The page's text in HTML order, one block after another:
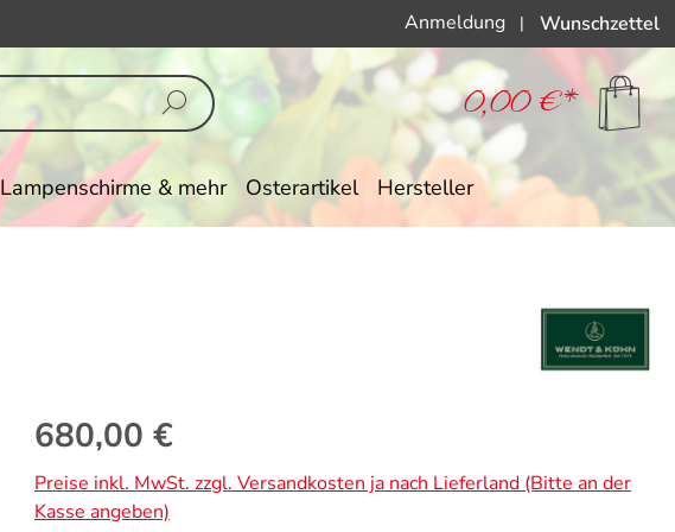
Anmeldung | Wunschzettel
0,00 €*
Lampenschirme & mehr Osterartikel Hersteller
Regulärer Preis:
680,00 €
Preise inkl. MwSt. zzgl. Versandkosten ja nach Lieferland (Bitte an der
Kasse angeben)